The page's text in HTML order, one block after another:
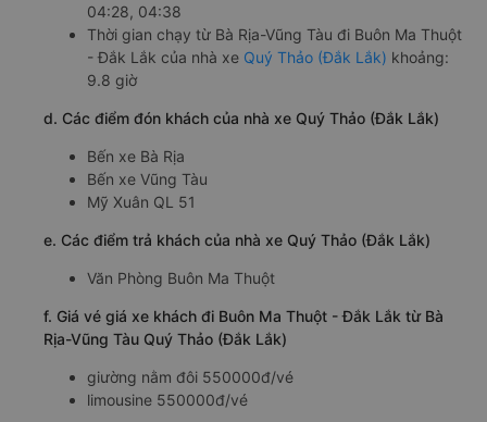
04:28, 04:38
Thời gian chạy từ Bà Rịa-Vũng Tàu đi Buôn Ma Thuột
- Đắk Lắk của nhà xe Quý Thảo (Đắk Lắk) khoảng:
9.8 giờ
d. Các điểm đón khách của nhà xe Quý Thảo (Đắk Lắk)
Bến xe Bà Rịa
Bến xe Vũng Tàu
Mỹ Xuân QL 51
e. Các điểm trả khách của nhà xe Quý Thảo (Đắk Lắk)
Văn Phòng Buôn Ma Thuột
f. Giá vé giá xe khách đi Buôn Ma Thuột - Đắk Lắk từ Bà
Rịa-Vũng Tàu Quý Thảo (Đắk Lắk)
giường nằm đôi 550000đ/vé
limousine 550000đ/vé